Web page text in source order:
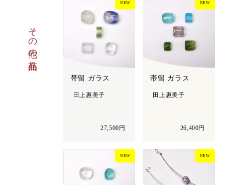
その他の商品
帯留 ガラス
田上惠美子
27,500円
NEW
帯留 ガラス
田上惠美子
26,400円
NEW
NEW NEW